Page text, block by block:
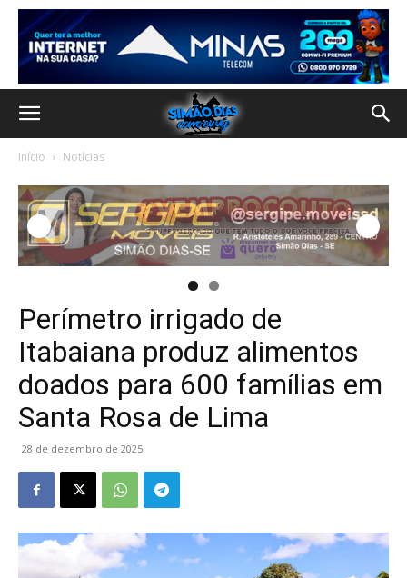
Início Notícias
Perímetro irrigado de
Itabaiana produz alimentos
doados para 600 famílias em
Santa Rosa de Lima
28 de dezembro de 2025